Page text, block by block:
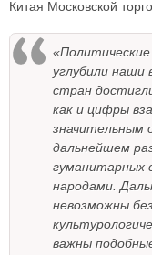
Китая Московской
углубили наши
стран
как и цифры
значительным
дальнейшем
гуманитарных
народами.
невозможны
важны